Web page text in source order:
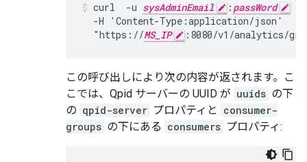
curl  -u sysAdminEmail : passWord
-X
  -H 'Content-Type:application/json'
  "https://
MS_IP :8080/v1/analytics/
この呼び出しにより次の内容が返されます。こ
こでは、Qpid サーバーの UUID が uuids の下
の qpid-server プロパティと
consumer-
groups の下にある consumers プロパティ: